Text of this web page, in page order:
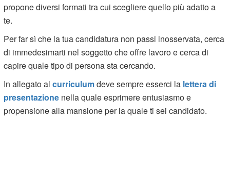
propone diversi formati tra cui scegliere quello più adatto a
te.
Per far sì che la tua candidatura non passi inosservata, cerca
di immedesimarti nel soggetto che offre lavoro e cerca di
capire quale tipo di persona sta cercando.
In allegato alcurriculumdeve sempre esserci la lettera di
presentazione nella quale esprimere entusiasmo e
propensione alla mansione per la quale ti sei candidato.